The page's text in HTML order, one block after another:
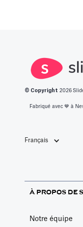
© Copyright 2026
Fabriqué avec 💙️ à
Français
À PROPOS DE
Notre équipe